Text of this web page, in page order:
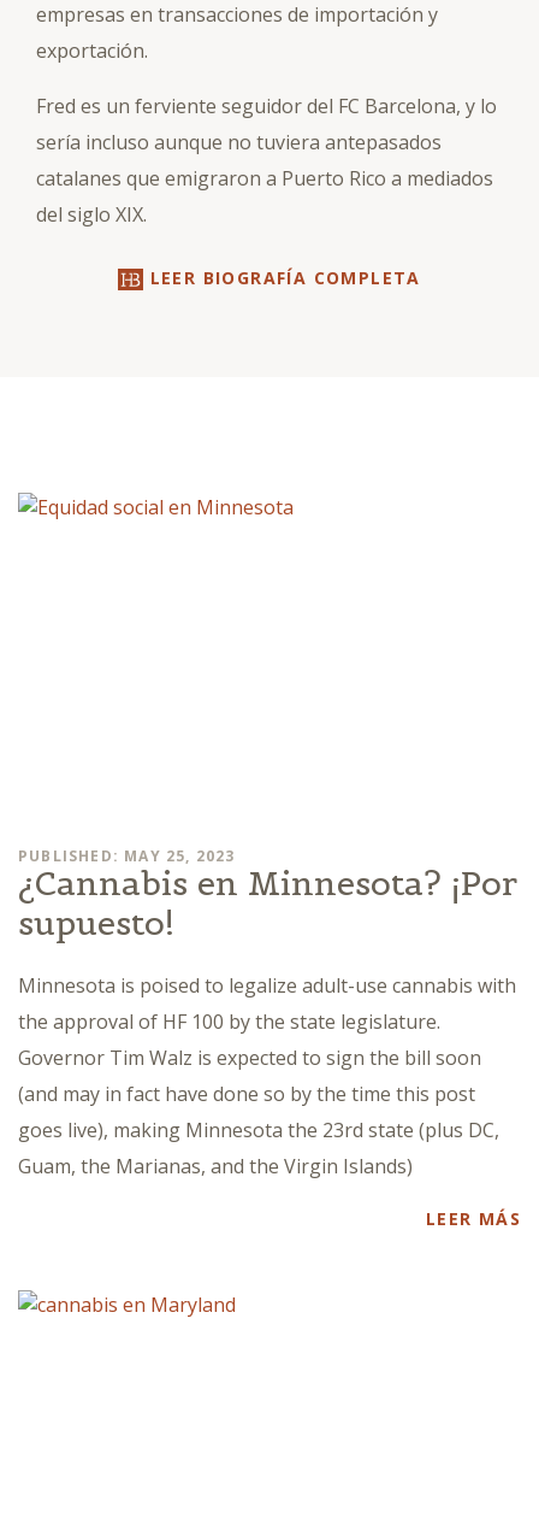
empresas en transacciones de importación y
exportación.
Fred es un ferviente seguidor del FC Barcelona, y lo
sería incluso aunque no tuviera antepasados
catalanes que emigraron a Puerto Rico a mediados
del siglo XIX.
LEER BIOGRAFÍA COMPLETA
PUBLISHED: MAY 25, 2023
¿Cannabis en Minnesota? ¡Por
supuesto!
Minnesota is poised to legalize adult-use cannabis with
the approval of HF 100 by the state legislature.
Governor Tim Walz is expected to sign the bill soon
(and may in fact have done so by the time this post
goes live), making Minnesota the 23rd state (plus DC,
Guam, the Marianas, and the Virgin Islands)
LEER MÁS